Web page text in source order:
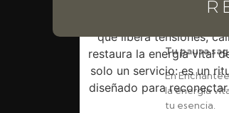
Tu pausa
En
la energía
tu esencia.